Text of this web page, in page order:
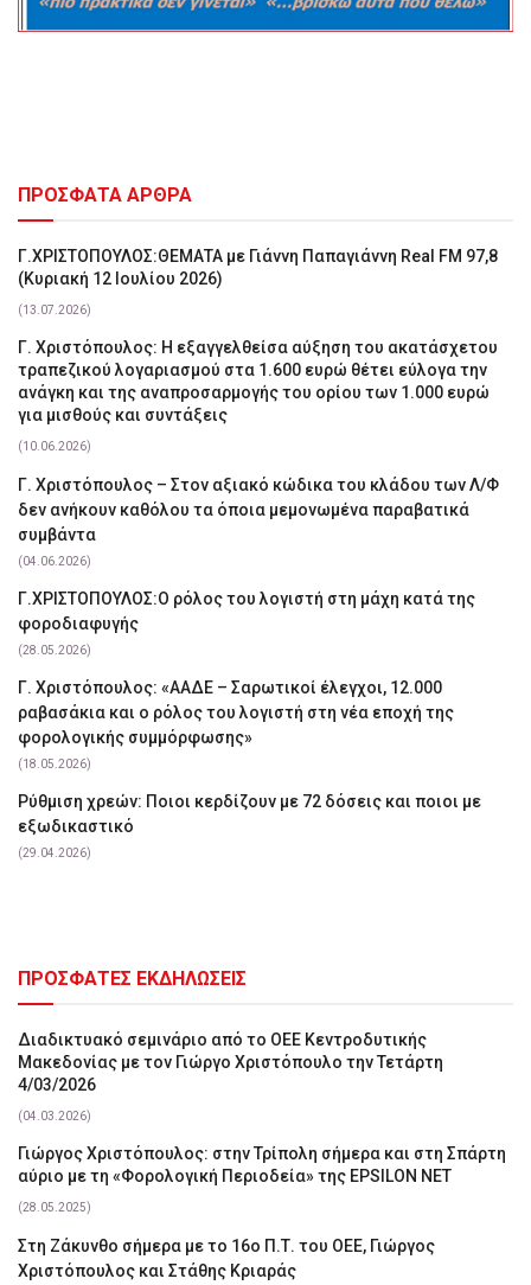
ΠΡΟΣΦΑΤΑ ΑΡΘΡΑ
Γ.ΧΡΙΣΤΟΠΟΥΛΟΣ:ΘΕΜΑΤΑ με Γιάννη Παπαγιάννη Real FM 97,8
(Κυριακή 12 Ιουλίου 2026)
(13.07.2026)
Γ. Χριστόπουλος: Η εξαγγελθείσα αύξηση του ακατάσχετου
τραπεζικού λογαριασμού στα 1.600 ευρώ θέτει εύλογα την
ανάγκη και της αναπροσαρμογής του ορίου των 1.000 ευρώ
για μισθούς και συντάξεις
(10.06.2026)
Γ. Χριστόπουλος – Στον αξιακό κώδικα του κλάδου των Λ/Φ
δεν ανήκουν καθόλου τα όποια μεμονωμένα παραβατικά
συμβάντα
(04.06.2026)
Γ.ΧΡΙΣΤΟΠΟΥΛΟΣ:Ο ρόλος του λογιστή στη μάχη κατά της
φοροδιαφυγής
(28.05.2026)
Γ. Χριστόπουλος: «ΑΑΔΕ – Σαρωτικοί έλεγχοι, 12.000
ραβασάκια και ο ρόλος του λογιστή στη νέα εποχή της
φορολογικής συμμόρφωσης»
(18.05.2026)
Ρύθμιση χρεών: Ποιοι κερδίζουν με 72 δόσεις και ποιοι με
εξωδικαστικό
(29.04.2026)
ΠΡΟΣΦΑΤΕΣ ΕΚΔΗΛΩΣΕΙΣ
Διαδικτυακό σεμινάριο από το ΟΕΕ Κεντροδυτικής
Μακεδονίας με τον Γιώργο Χριστόπουλο την Τετάρτη
4/03/2026
(04.03.2026)
Γιώργος Χριστόπουλος: στην Τρίπολη σήμερα και στη Σπάρτη
αύριο με τη «Φορολογική Περιοδεία» της EPSILON NET
(28.05.2025)
Στη Ζάκυνθο σήμερα με το 16ο Π.Τ. του ΟΕΕ, Γιώργος
Χριστόπουλος και Στάθης Κριαράς